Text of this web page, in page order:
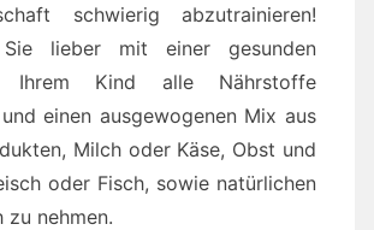
schwierig abzutrainieren!
Sie lieber mit einer gesunden
Ihrem Kind alle Nährstoffe
einen ausgewogenen Mix aus
Milch oder Käse, Obst und
oder Fisch, sowie natürlichen
zu nehmen.